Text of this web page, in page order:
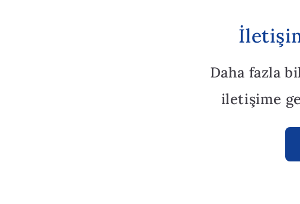
Daha fazla
iletişime